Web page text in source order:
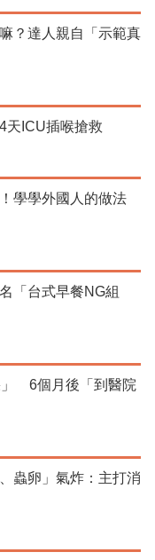
？達人親自「示範真
天ICU插喉搶救
學學外國人的做法
「台式早餐NG組
」 6個月後「到醫院
蟲卵」氣炸：主打消